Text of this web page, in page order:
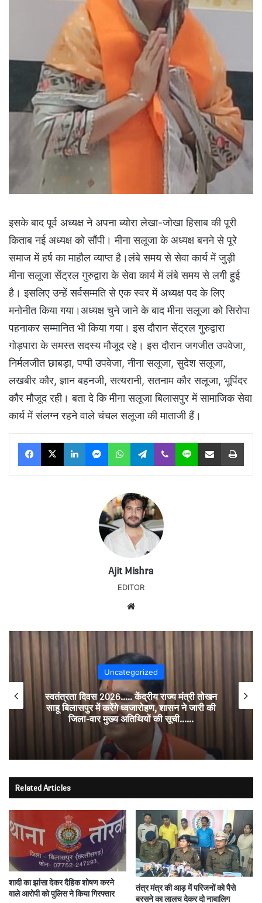
इसके बाद पूर्व अध्यक्ष ने अपना ब्योरा लेखा-जोखा हिसाब की पूरी
किताब नई अध्यक्ष को सौंपी। मीना सलूजा के अध्यक्ष बनने से पूरे
समाज में हर्ष का माहौल व्याप्त है।लंबे समय से सेवा कार्य में जुड़ी
मीना सलूजा सेंट्रल गुरुद्वारा के सेवा कार्य में लंबे समय से लगी हुई
है। इसलिए उन्हें सर्वसम्मति से एक स्वर में अध्यक्ष पद के लिए
मनोनीत किया गया।अध्यक्ष चुने जाने के बाद मीना सलूजा को सिरोपा
पहनाकर सम्मानित भी किया गया। इस दौरान सेंट्रल गुरुद्वारा
गोड़पारा के समस्त सदस्य मौजूद रहे। इस दौरान जगजीत उपवेजा,
निर्मलजीत छाबड़ा, पप्पी उपवेजा, नीना सलूजा, सुदेश सलूजा,
लखबीर कौर, ज्ञान बहनजी, सत्यरानी, सतनाम कौर सलूजा, भूपिंदर
कौर मौजूद रही। बता दे कि मीना सलूजा बिलासपुर में सामाजिक सेवा
कार्य में संलग्न रहने वाले चंचल सलूजा की माताजी हैं।
Facebook
X LinkedInMessengerWhatsAppTelegram
Viber Line Share via Email Print
Ajit Mishra
EDITOR
Uncategorized
स्वतंत्रता दिवस 2026….. केंद्रीय राज्य मंत्री तोखन
साहू बिलासपुर में करेंगे ध्वजारोहण, शासन ने जारी की
जिला-वार मुख्य अतिथियों की सूची……
Related Articles
शादी का झांसा देकर दैहिक शोषण करने
वाले आरोपी को पुलिस ने किया गिरफ्तार
तंत्र मंत्र की आड़ में परिजनों को पैसे
बरसने का लालच देकर दो नाबालिग